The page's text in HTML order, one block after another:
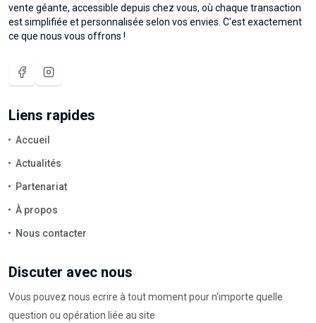
vente géante, accessible depuis chez vous, où chaque transaction
est simplifiée et personnalisée selon vos envies. C'est exactement
ce que nous vous offrons !
Liens rapides
Accueil
Actualités
Partenariat
À propos
Nous contacter
Discuter avec nous
Vous pouvez nous ecrire à tout moment pour n'importe quelle
question ou opération liée au site